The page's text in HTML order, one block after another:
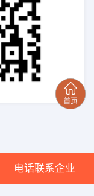
电话联系企业